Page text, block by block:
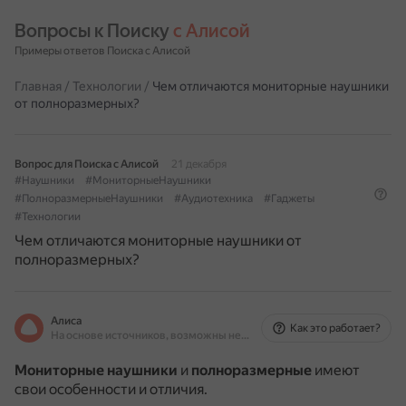
Вопросы к Поиску с Алисой
Примеры ответов Поиска с Алисой
Главная / Технологии / Чем отличаются мониторные наушники
от полноразмерных?
Вопрос для Поиска с Алисой
21 декабря
#Наушники
#МониторныеНаушники
#ПолноразмерныеНаушники
#Аудиотехника
#Гаджеты
#Технологии
Чем отличаются мониторные наушники от
полноразмерных?
Алиса
На основе источников, возможны неточности
Как это работает?
Мониторные наушники и полноразмерные имеют
свои особенности и отличия.